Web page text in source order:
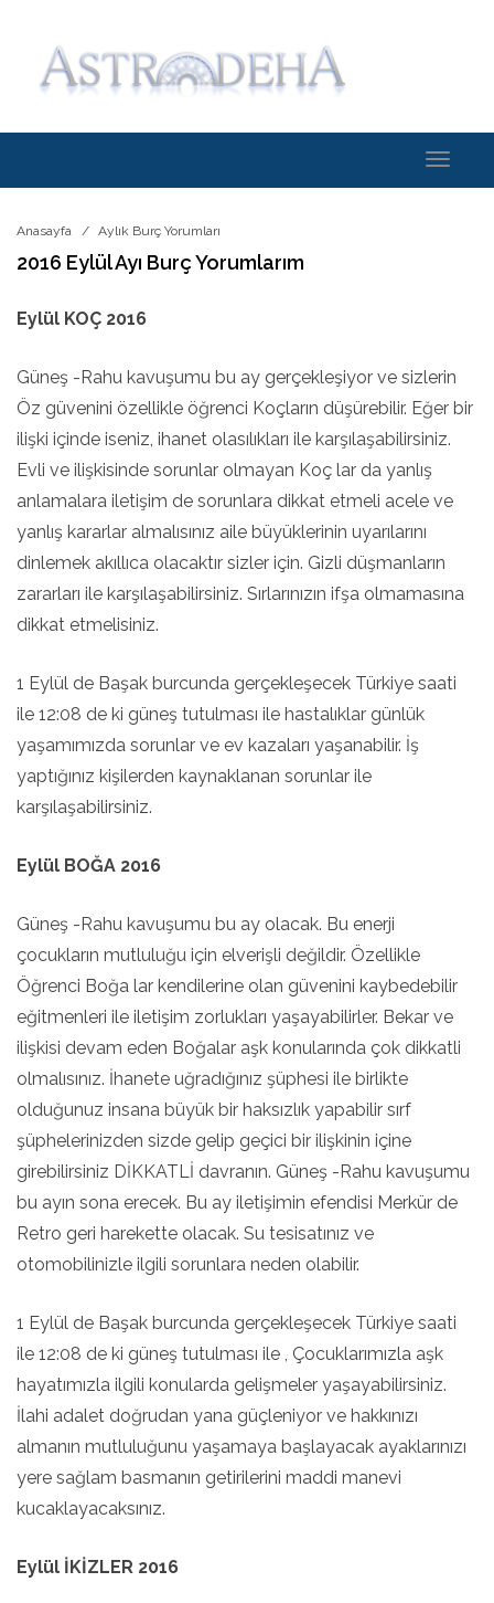
Toggle
Anasayfa Aylık Burç Yorumları
2016 Eylül Ayı Burç Yorumlarım
Eylül KOÇ 2016
Güneş -Rahu kavuşumu bu ay gerçekleşiyor ve sizlerin
Öz güvenini özellikle öğrenci Koçların düşürebilir. Eğer bir
ilişki içinde iseniz, ihanet olasılıkları ile karşılaşabilirsiniz.
Evli ve ilişkisinde sorunlar olmayan Koç lar da yanlış
anlamalara iletişim de sorunlara dikkat etmeli acele ve
yanlış kararlar almalısınız aile büyüklerinin uyarılarını
dinlemek akıllıca olacaktır sizler için. Gizli düşmanların
zararları ile karşılaşabilirsiniz. Sırlarınızın ifşa olmamasına
dikkat etmelisiniz.
1 Eylül de Başak burcunda gerçekleşecek Türkiye saati
ile 12:08 de ki güneş tutulması ile hastalıklar günlük
yaşamımızda sorunlar ve ev kazaları yaşanabilir. İş
yaptığınız kişilerden kaynaklanan sorunlar ile
karşılaşabilirsiniz.
Eylül BOĞA 2016
Güneş -Rahu kavuşumu bu ay olacak. Bu enerji
çocukların mutluluğu için elverişli değildir. Özellikle
Öğrenci Boğa lar kendilerine olan güvenini kaybedebilir
eğitmenleri ile iletişim zorlukları yaşayabilirler. Bekar ve
ilişkisi devam eden Boğalar aşk konularında çok dikkatli
olmalısınız. İhanete uğradığınız şüphesi ile birlikte
olduğunuz insana büyük bir haksızlık yapabilir sırf
şüphelerinizden sizde gelip geçici bir ilişkinin içine
girebilirsiniz DİKKATLİ davranın. Güneş -Rahu kavuşumu
bu ayın sona erecek. Bu ay iletişimin efendisi Merkür de
Retro geri harekette olacak. Su tesisatınız ve
otomobilinizle ilgili sorunlara neden olabilir.
1 Eylül de Başak burcunda gerçekleşecek Türkiye saati
ile 12:08 de ki güneş tutulması ile , Çocuklarımızla aşk
hayatımızla ilgili konularda gelişmeler yaşayabilirsiniz.
İlahi adalet doğrudan yana güçleniyor ve hakkınızı
almanın mutluluğunu yaşamaya başlayacak ayaklarınızı
yere sağlam basmanın getirilerini maddi manevi
kucaklayacaksınız.
Eylül İKİZLER 2016